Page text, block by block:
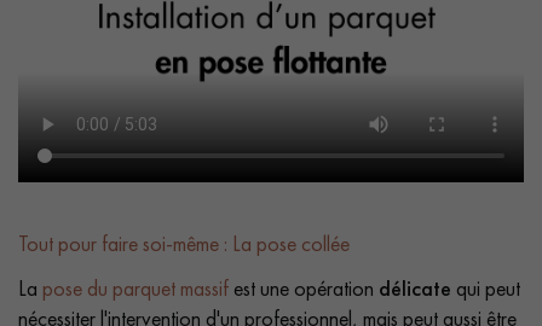
Tout pour faire soi-même : La pose collée
La pose du parquet massif est une opération délicate qui peut
nécessiter l'intervention d'un professionnel, mais peut aussi être